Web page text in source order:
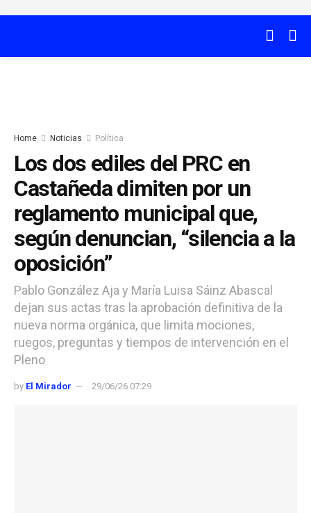
Home Noticias Política
Los dos ediles del PRC en
Castañeda dimiten por un
reglamento municipal que,
según denuncian, “silencia a la
oposición”
Pablo González Aja y María Luisa Sáinz Abascal
dejan sus actas tras la aprobación definitiva de la
nueva norma orgánica, que limita mociones,
ruegos, preguntas y tiempos de intervención en el
Pleno
by El Mirador 29/06/26 07:29